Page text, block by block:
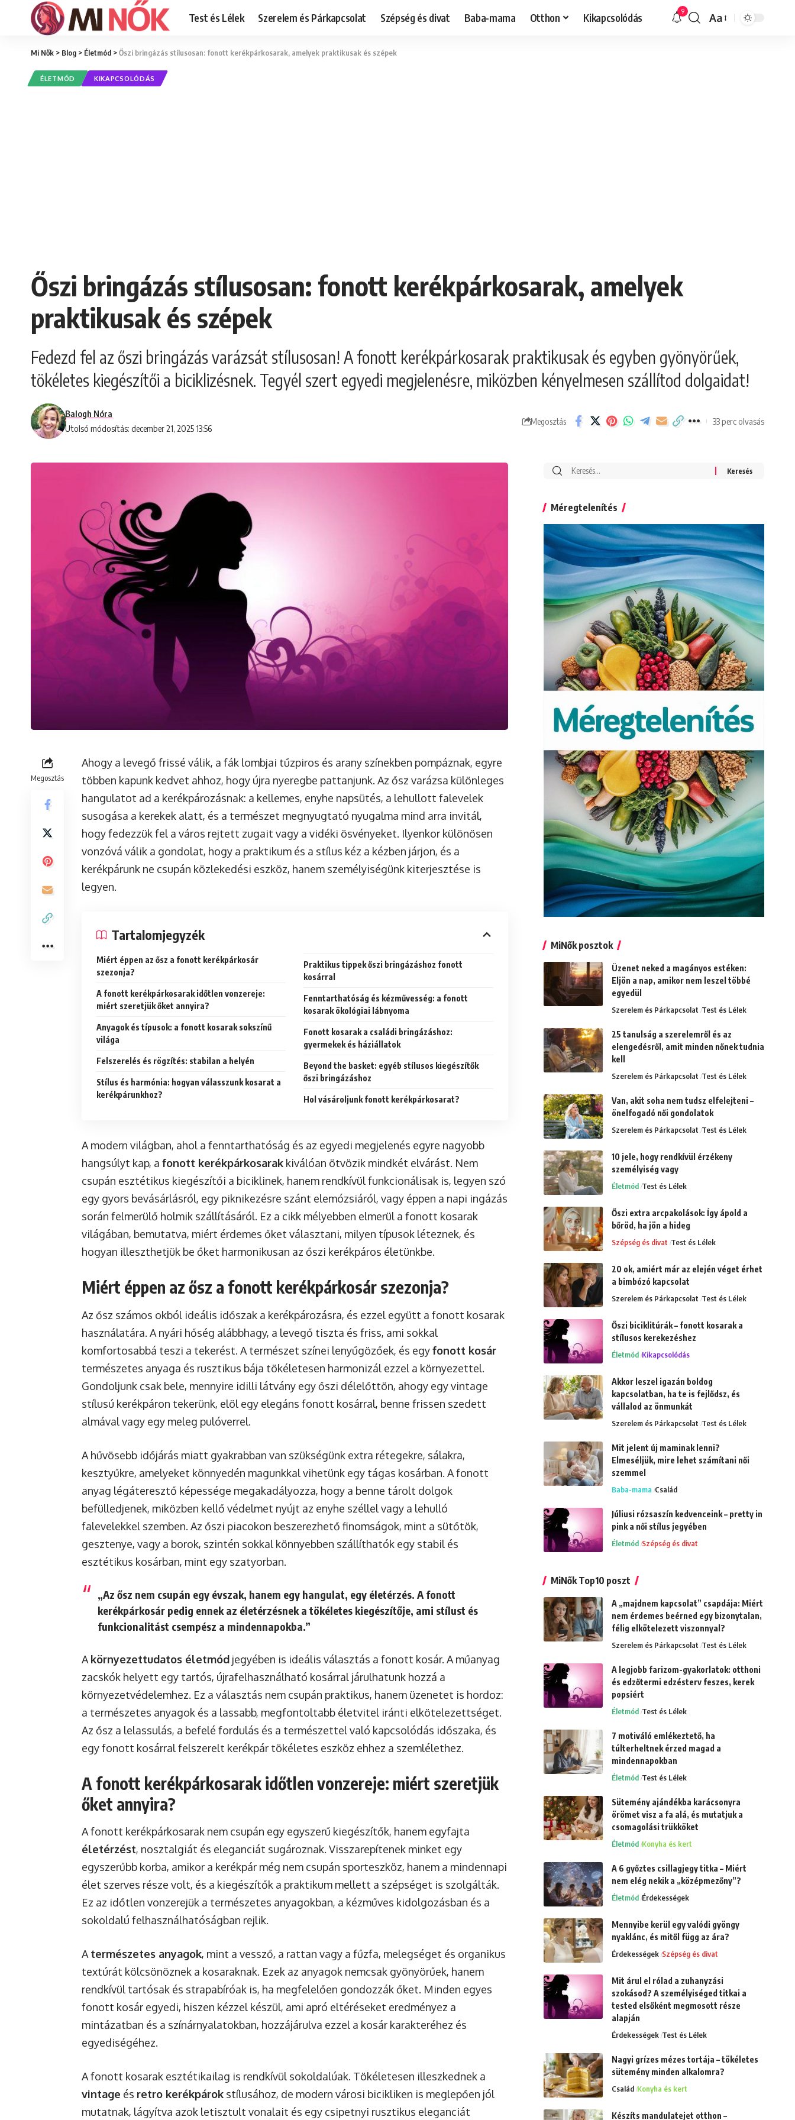
Test és Lélek Szerelem és Párkapcsolat Szépség és divat Baba-mama Otthon Kikapcsolódás 9
Font
Aa
Mi Nők > Blog > Életmód >Őszi bringázás stílusosan: fonott kerékpárkosarak, amelyek praktikusak és szépek
ÉLETMÓD KIKAPCSOLÓDÁS
Őszi bringázás stílusosan: fonott kerékpárkosarak, amelyek
praktikusak és szépek
Fedezd fel az őszi bringázás varázsát stílusosan! A fonott kerékpárkosarak praktikusak és egyben gyönyörűek,
tökéletes kiegészítői a biciklizésnek. Tegyél szert egyedi megjelenésre, miközben kényelmesen szállítod dolgaidat!
Utolsó módosítás: december 21, 2025 13:56
Balogh Nóra
Megosztás 33 perc olvasás
Megosztás
Ahogy a levegő frissé válik, a fák lombjai tűzpiros és arany színekben pompáznak, egyre
többen kapunk kedvet ahhoz, hogy újra nyeregbe pattanjunk. Az ősz varázsa különleges
hangulatot ad a kerékpározásnak: a kellemes, enyhe napsütés, a lehullott falevelek
susogása a kerekek alatt, és a természet megnyugtató nyugalma mind arra invitál,
hogy fedezzük fel a város rejtett zugait vagy a vidéki ösvényeket. Ilyenkor különösen
vonzóvá válik a gondolat, hogy a praktikum és a stílus kéz a kézben járjon, és a
kerékpárunk ne csupán közlekedési eszköz, hanem személyiségünk kiterjesztése is
legyen.
Tartalomjegyzék
Miért éppen az ősz a fonott kerékpárkosár
szezonja?
A fonott kerékpárkosarak időtlen vonzereje:
miért szeretjük őket annyira?
Anyagok és típusok: a fonott kosarak sokszínű
világa
Felszerelés és rögzítés: stabilan a helyén
Stílus és harmónia: hogyan válasszunk kosarat a
kerékpárunkhoz?
Praktikus tippek őszi bringázáshoz fonott
kosárral
Fenntarthatóság és kézművesség: a fonott
kosarak ökológiai lábnyoma
Fonott kosarak a családi bringázáshoz:
gyermekek és háziállatok
Beyond the basket: egyéb stílusos kiegészítők
őszi bringázáshoz
Hol vásároljunk fonott kerékpárkosarat?
A modern világban, ahol a fenntarthatóság és az egyedi megjelenés egyre nagyobb
hangsúlyt kap, a fonott kerékpárkosarak kiválóan ötvözik mindkét elvárást. Nem
csupán esztétikus kiegészítői a biciklinek, hanem rendkívül funkcionálisak is, legyen szó
egy gyors bevásárlásról, egy piknikezésre szánt elemózsiáról, vagy éppen a napi ingázás
során felmerülő holmik szállításáról. Ez a cikk mélyebben elmerül a fonott kosarak
világában, bemutatva, miért érdemes őket választani, milyen típusok léteznek, és
hogyan illeszthetjük be őket harmonikusan az őszi kerékpáros életünkbe.
Miért éppen az ősz a fonott kerékpárkosár szezonja?
Az ősz számos okból ideális időszak a kerékpározásra, és ezzel együtt a fonott kosarak
használatára. A nyári hőség alábbhagy, a levegő tiszta és friss, ami sokkal
komfortosabbá teszi a tekerést. A természet színei lenyűgözőek, és egyfonott kosár
természetes anyaga és rusztikus bája tökéletesen harmonizál ezzel a környezettel.
Gondoljunk csak bele, mennyire idilli látvány egy őszi délelőttön, ahogy egy vintage
stílusú kerékpáron tekerünk, elöl egy elegáns fonott kosárral, benne frissen szedett
almával vagy egy meleg pulóverrel.
A hűvösebb időjárás miatt gyakrabban van szükségünk extra rétegekre, sálakra,
kesztyűkre, amelyeket könnyedén magunkkal vihetünk egy tágas kosárban. A fonott
anyag légáteresztő képessége megakadályozza, hogy a benne tárolt dolgok
befülledjenek, miközben kellő védelmet nyújt az enyhe széllel vagy a lehulló
falevelekkel szemben. Az őszi piacokon beszerezhető finomságok, mint a sütőtök,
gesztenye, vagy a borok, szintén sokkal könnyebben szállíthatók egy stabil és
esztétikus kosárban, mint egy szatyorban.
„Az ősz nem csupán egy évszak, hanem egy hangulat, egy életérzés. A fonott
kerékpárkosár pedig ennek az életérzésnek a tökéletes kiegészítője, ami stílust és
funkcionalitást csempész a mindennapokba.”
A környezettudatos életmód jegyében is ideális választás a fonott kosár. A műanyag
zacskók helyett egy tartós, újrafelhasználható kosárral járulhatunk hozzá a
környezetvédelemhez. Ez a választás nem csupán praktikus, hanem üzenetet is hordoz:
a természetes anyagok és a lassabb, megfontoltabb életvitel iránti elkötelezettséget.
Az ősz a lelassulás, a befelé fordulás és a természettel való kapcsolódás időszaka, és
egy fonott kosárral felszerelt kerékpár tökéletes eszköz ehhez a szemlélethez.
A fonott kerékpárkosarak időtlen vonzereje: miért szeretjük
őket annyira?
A fonott kerékpárkosarak nem csupán egy egyszerű kiegészítők, hanem egyfajta
életérzést, nosztalgiát és eleganciát sugároznak. Visszarepítenek minket egy
egyszerűbb korba, amikor a kerékpár még nem csupán sporteszköz, hanem a mindennapi
élet szerves része volt, és a kiegészítők a praktikum mellett a szépséget is szolgálták.
Ez az időtlen vonzerejük a természetes anyagokban, a kézműves kidolgozásban és a
sokoldalú felhasználhatóságban rejlik.
A természetes anyagok, mint a vessző, a rattan vagy a fűzfa, melegséget és organikus
textúrát kölcsönöznek a kosaraknak. Ezek az anyagok nemcsak gyönyörűek, hanem
rendkívül tartósak és strapabíróak is, ha megfelelően gondozzák őket. Minden egyes
fonott kosár egyedi, hiszen kézzel készül, ami apró eltéréseket eredményez a
mintázatban és a színárnyalatokban, hozzájárulva ezzel a kosár karakteréhez és
egyediségéhez.
A fonott kosarak esztétikailag is rendkívül sokoldalúak. Tökéletesen illeszkednek a
vintage és retro kerékpárok stílusához, de modern városi bicikliken is meglepően jól
mutatnak, lágyítva azok letisztult vonalait és egy csipetnyi rusztikus eleganciát
Search
Méregtelenítés
MiNők posztok
Üzenet neked a magányos estéken:
Eljön a nap, amikor nem leszel többé
egyedül
Szerelem és Párkapcsolat Test és Lélek
25 tanulság a szerelemről és az
elengedésről, amit minden nőnek tudnia
kell
Szerelem és Párkapcsolat Test és Lélek
Van, akit soha nem tudsz elfelejteni –
önelfogadó női gondolatok
Szerelem és Párkapcsolat Test és Lélek
10 jele, hogy rendkívül érzékeny
személyiség vagy
Életmód Test és Lélek
Őszi extra arcpakolások: Így ápold a
bőröd, ha jön a hideg
Szépség és divat Test és Lélek
20 ok, amiért már az elején véget érhet
a bimbózó kapcsolat
Szerelem és Párkapcsolat Test és Lélek
Őszi biciklitúrák – fonott kosarak a
stílusos kerekezéshez
Életmód Kikapcsolódás
Akkor leszel igazán boldog
kapcsolatban, ha te is fejlődsz, és
vállalod az önmunkát
Szerelem és Párkapcsolat Test és Lélek
Mit jelent új maminak lenni?
Elmeséljük, mire lehet számítani női
szemmel
Baba-mama Család
Júliusi rózsaszín kedvenceink – pretty in
pink a női stílus jegyében
Életmód Szépség és divat
MiNők Top10 poszt
A „majdnem kapcsolat” csapdája: Miért
nem érdemes beérned egy bizonytalan,
félig elkötelezett viszonnyal?
Szerelem és Párkapcsolat Test és Lélek
A legjobb farizom-gyakorlatok: otthoni
és edzőtermi edzésterv feszes, kerek
popsiért
Életmód Test és Lélek
7 motiváló emlékeztető, ha
túlterheltnek érzed magad a
mindennapokban
Életmód Test és Lélek
Sütemény ajándékba karácsonyra
örömet visz a fa alá, és mutatjuk a
csomagolási trükköket
Életmód Konyha és kert
A 6 győztes csillagjegy titka – Miért
nem elég nekik a „középmezőny”?
Életmód Érdekességek
Mennyibe kerül egy valódi gyöngy
nyaklánc, és mitől függ az ára?
Érdekességek Szépség és divat
Mit árul el rólad a zuhanyzási
szokásod? A személyiséged titkai a
tested elsőként megmosott része
alapján
Érdekességek Test és Lélek
Nagyi grízes mézes tortája – tökéletes
sütemény minden alkalomra?
Család Konyha és kert
Készíts mandulatejet otthon –